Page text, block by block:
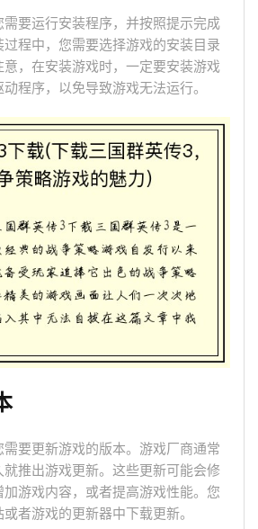
要运行安装程序，并按照提示完成
程中，您需要选择游戏的安装目录
意，在安装游戏时，一定要安装游戏
程序，以免导致游戏无法运行。
要更新游戏的版本。游戏厂商通常
推出游戏更新。这些更新可能会修
游戏内容，或者提高游戏性能。您
者游戏的更新器中下载更新。